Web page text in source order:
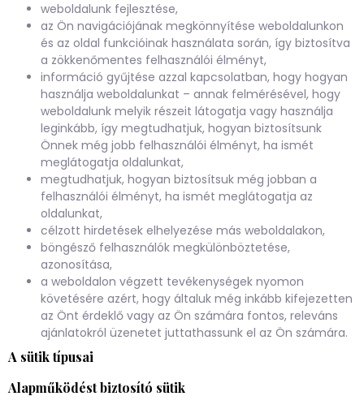
weboldalunk fejlesztése,
az Ön navigációjának megkönnyítése weboldalunkon
és az oldal funkcióinak használata során, így biztosítva
a zökkenőmentes felhasználói élményt,
információ gyűjtése azzal kapcsolatban, hogy hogyan
használja weboldalunkat – annak felmérésével, hogy
weboldalunk melyik részeit látogatja vagy használja
leginkább, így megtudhatjuk, hogyan biztosítsunk
Önnek még jobb felhasználói élményt, ha ismét
meglátogatja oldalunkat,
megtudhatjuk, hogyan biztosítsuk még jobban a
felhasználói élményt, ha ismét meglátogatja az
oldalunkat,
célzott hirdetések elhelyezése más weboldalakon,
böngésző felhasználók megkülönböztetése,
azonosítása,
a weboldalon végzett tevékenységek nyomon
követésére azért, hogy általuk még inkább kifejezetten
az Önt érdeklő vagy az Ön számára fontos, releváns
ajánlatokról üzenetet juttathassunk el az Ön számára.
A sütik típusai
Alapműködést biztosító sütik